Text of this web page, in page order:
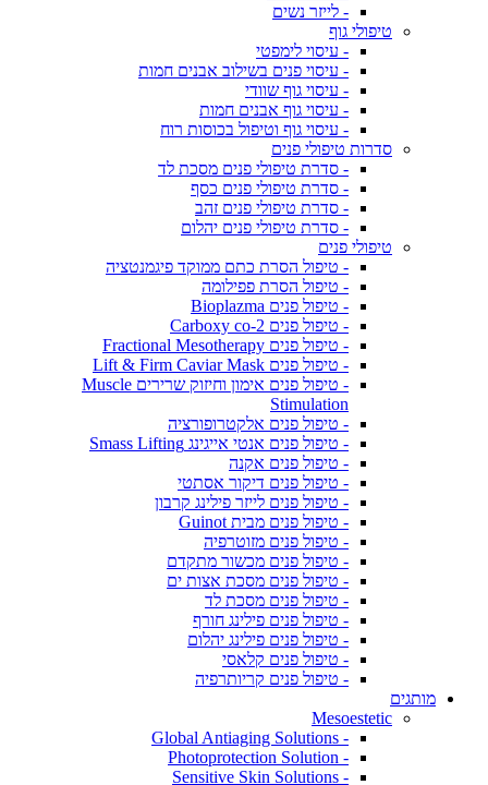
- לייזר נשים
טיפולי גוף
- עיסוי לימפטי
- עיסוי פנים בשילוב אבנים חמות
- עיסוי גוף שוודי
- עיסוי גוף אבנים חמות
- עיסוי גוף וטיפול בכוסות רוח
סדרות טיפולי פנים
- סדרת טיפולי פנים מסכת לד
- סדרת טיפולי פנים כסף
- סדרת טיפולי פנים זהב
- סדרת טיפולי פנים יהלום
טיפולי פנים
- טיפול הסרת כתם ממוקד פיגמנטציה
- טיפול הסרת פפילומה
- טיפול פנים Bioplazma
- טיפול פנים Carboxy co-2
- טיפול פנים Fractional Mesotherapy
- טיפול פנים Lift & Firm Caviar Mask
- טיפול פנים אימון וחיזוק שרירים Muscle
Stimulation
- טיפול פנים אלקטרופורציה
- טיפול פנים אנטי אייגינג Smass Lifting
- טיפול פנים אקנה
- טיפול פנים דיקור אסתטי
- טיפול פנים לייזר פילינג קרבון
- טיפול פנים מבית Guinot
- טיפול פנים מזוטרפיה
- טיפול פנים מכשור מתקדם
- טיפול פנים מסכת אצות ים
- טיפול פנים מסכת לד
- טיפול פנים פילינג חורף
- טיפול פנים פילינג יהלום
- טיפול פנים קלאסי
- טיפול פנים קריותרפיה
מותגים
Mesoestetic
- Global Antiaging Solutions
- Photoprotection Solution
- Sensitive Skin Solutions